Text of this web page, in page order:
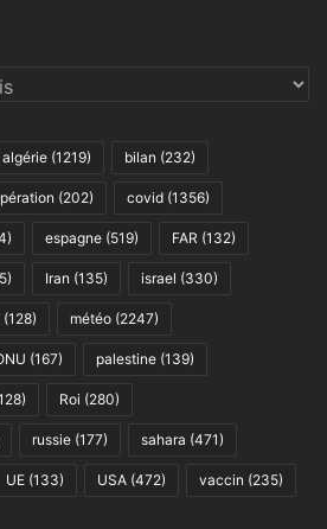
algérie (1219) bilan (232)
(202) covid (1356)
espagne (519) FAR (132)
Iran (135) israel (330)
(128) météo (2247)
(167) palestine (139)
Roi (280)
russie (177) sahara (471)
UE (133) USA (472) vaccin (235)